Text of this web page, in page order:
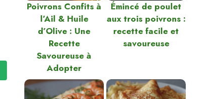
Poivrons Confits à
l’Ail & Huile
d’Olive : Une
Recette
Savoureuse à
Adopter
Émincé de poulet
aux trois poivrons :
recette facile et
savoureuse